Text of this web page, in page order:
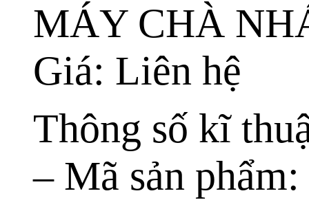
MÁY CHÀ
Giá: Liên hệ
Thông số kĩ
– Mã sản phẩm: